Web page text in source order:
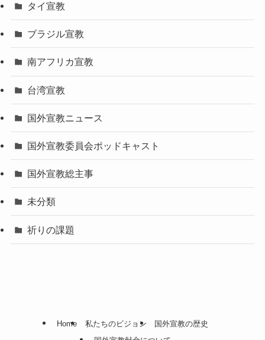
タイ宣教
ブラジル宣教
南アフリカ宣教
台湾宣教
国外宣教ニュース
国外宣教委員会ポッドキャスト
国外宣教総主事
未分類
祈りの課題
Home 私たちのビジョン
国外宣教の歴史